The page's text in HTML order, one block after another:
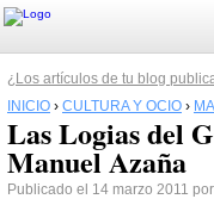
¿Los artículos de tu blog
INICIO › CULTURA Y OCIO ›
Las Logias del
Manuel Azaña
Publicado el 14 marzo 2011 por